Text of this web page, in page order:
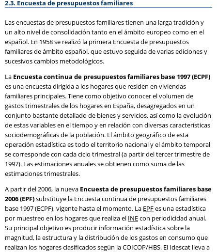
2.3. Encuesta de presupuestos familiares
Las encuestas de presupuestos familiares tienen una larga tradición y
un alto nivel de consolidación tanto en el ámbito europeo como en el
español. En 1958 se realizó la primera Encuesta de presupuestos
familiares de ámbito español, que estuvo seguida de varias ediciones y
sucesivos cambios metodológicos.
La Encuesta continua de presupuestos familiares base 1997 (ECPF)
es una encuesta dirigida a los hogares que residen en viviendas
familiares principales. Tiene como objetivo conocer el volumen de
gastos trimestrales de los hogares en España, desagregados en un
conjunto bastante detallado de bienes y servicios, así como la evolución
de estas variables en el tiempo y en relación con diversas características
sociodemográficas de la población. El ámbito geográfico de esta
operación estadística es todo el territorio nacional y el ámbito temporal
se corresponde con cada ciclo trimestral (a partir del tercer trimestre de
1997). Las estimaciones anuales se obtienen como suma de las
estimaciones trimestrales.
A partir del 2006, la nueva Encuesta de presupuestos familiares base
2006 (EPF)substituye la Encuesta continua de presupuestos familiares
base 1997 (ECPF), vigente hasta el momento. La EPFes una estadística
por muestreo en los hogares que realiza el INEcon periodicidad anual.
Su principal objetivo es producir información estadística sobre la
magnitud, la estructura y la distribución de los gastos en consumo que
realizan los hogares clasificados según la COICOP/HBS. El Idescat lleva a